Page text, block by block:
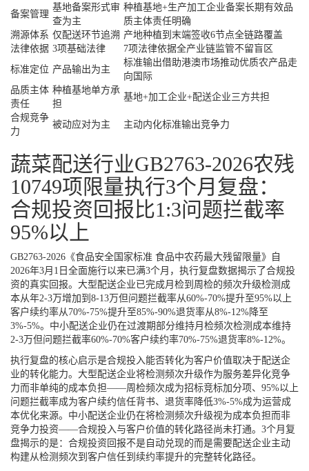
备案管理
基地备案形式审
查为主
种植基地+生产加工企业备案长期有效品
质主体责任明确
溯源体系 仅配送环节追溯 产地种植到末端签收6节点全链路覆盖
法律依据 3项基础法律
7项法律依据全产业链监管不留盲区
标准定位 产品输出为主
标准输出借助港澳市场推动优质农产品走
向国际
品质主体
责任
种植基地单方承
担
基地+加工企业+配送企业三方共担
合规竞争
力
被动应对为主 主动内化标准输出竞争力
蔬菜配送行业GB2763-2026农残
10749项限量执行3个月复盘：
合规投资回报比1:3问题拦截率
95%以上
GB2763-2026《食品安全国家标准 食品中农药最大残留限量》自
2026年3月1日全面施行以来已满3个月，执行复盘数据揭示了合规投
资的真实回报。大型配送企业已完成月检到周检的频次升级检测成
本从年2-3万增加到8-13万但问题拦截率从60%-70%提升至95%以上
客户续约率从70%-75%提升至85%-90%退货率从8%-12%降至
3%-5%。中小配送企业仍在过渡期部分维持月检频次检测成本维持
2-3万但问题拦截率60%-70%客户续约率70%-75%退货率8%-12%。
执行复盘的核心启示是合规投入能否转化为客户价值取决于配送企
业的转化能力。大型配送企业将检测频次升级作为服务差异化竞争
力而非单纯的成本负担——周检频次成为招标竞标加分项、95%以上
问题拦截率成为客户续约信任背书、退货率降低3%-5%成为运营成
本优化来源。中小配送企业仍在将检测频次升级视为成本负担而非
竞争力投资——合规投入与客户价值的转化路径尚未打通。3个月复
盘揭示的是：合规投资回报不是自动兑现的而是需要配送企业主动
构建从检测频次到客户信任到续约率提升的完整转化路径。